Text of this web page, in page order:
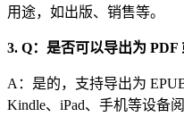
用途，如出版、销售等。
3. Q：是否可以导出为 PDF
A：是的，支持导出为
Kindle、iPad、手机等设备阅